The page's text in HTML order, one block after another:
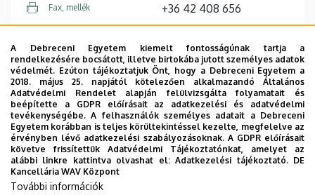
Fax, mellék +36 42 408 656
Weboldal Profile
Tudóstér profil
Dolgozói adatmódosítás igénylése a DE
telefonkönyvében
A Debreceni Egyetem kiemelt fontosságúnak tartja a
rendelkezésére bocsátott, illetve birtokába jutott személyes adatok
védelmét. Ezúton tájékoztatjuk Önt, hogy a Debreceni Egyetem a
2018. május 25. napjától kötelezően alkalmazandó Általános
Adatvédelmi Rendelet alapján felülvizsgálta folyamatait és
beépítette a GDPR előírásait az adatkezelési és adatvédelmi
tevékenységébe. A felhasználók személyes adatait a Debreceni
Egyetem korábban is teljes körültekintéssel kezelte, megfelelve az
érvényben lévő adatkezelési szabályozásoknak. A GDPR előírásait
követve frissítettük Adatvédelmi Tájékoztatónkat, amelyet az
alábbi linkre kattintva olvashat el:Adatkezelési tájékoztató. DE
Kancellária WAV Központ
További információk